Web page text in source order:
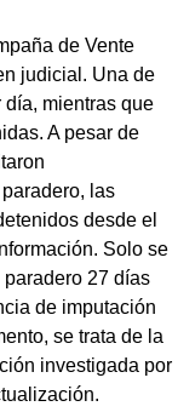
de Vente
judicial. Una de
mientras que
A pesar de
las
desde el
Solo se
27 días
de imputación
se trata de la
investigada por